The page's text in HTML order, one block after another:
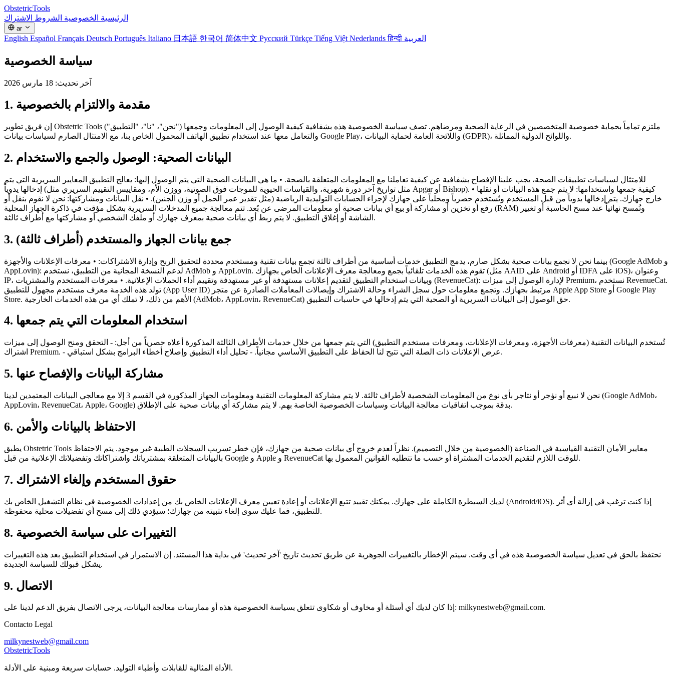
ObstetricTools
الرئيسية الخصوصية الشروط الاشتراك
ar
English Español Français Deutsch Português Italiano 日本語 한국어 简体中文 Русский Türkçe Tiếng Việt Nederlandsहिन्दी العربية
سياسة الخصوصية
آخر تحديث: 18 مارس 2026
1. مقدمة والالتزام بالخصوصية
إن فريق تطوير Obstetric Tools ("نحن"، "نا"، "التطبيق") ملتزم تماماً بحماية خصوصية المتخصصين في الرعاية الصحية ومرضاهم. تصف سياسة الخصوصية هذه بشفافية كيفية الوصول إلى المعلومات وجمعها
والتعامل معها عند استخدام تطبيق الهاتف المحمول الخاص بنا، مع الامتثال الصارم لسياسات بيانات Google Play، واللائحة العامة لحماية البيانات (GDPR)، واللوائح الدولية المماثلة.
2. البيانات الصحية: الوصول والجمع والاستخدام
للامتثال لسياسات تطبيقات الصحة، يجب علينا الإفصاح بشفافية عن كيفية تعاملنا مع المعلومات المتعلقة بالصحة. • ما هي البيانات الصحية التي يتم الوصول إليها: يعالج التطبيق المعايير السريرية التي يتم
إدخالها يدوياً (مثل تواريخ آخر دورة شهرية، والقياسات الحيوية للموجات فوق الصوتية، ووزن الأم، ومقاييس التقييم السريري مثل Apgar أو Bishop). • كيفية جمعها واستخدامها: لا يتم جمع هذه البيانات أو نقلها
خارج جهازك. يتم إدخالها يدوياً من قبل المستخدم وتُستخدم حصرياً ومحلياً على جهازك لإجراء الحسابات التوليدية الرياضية (مثل تقدير عمر الحمل أو وزن الجنين). • نقل البيانات ومشاركتها: نحن لا نقوم بنقل أو
رفع أو تخزين أو مشاركة أو بيع أي بيانات صحية أو معلومات المرضى عن بُعد. تتم معالجة جميع المدخلات السريرية بشكل مؤقت في ذاكرة الجهاز المحلية (RAM) وتُمسح نهائياً عند مسح الحاسبة أو تغيير
الشاشة أو إغلاق التطبيق. لا يتم ربط أي بيانات صحية بمعرف جهازك أو ملفك الشخصي أو مشاركتها مع أطراف ثالثة.
3. جمع بيانات الجهاز والمستخدم (أطراف ثالثة)
بينما نحن لا نجمع بيانات صحية بشكل صارم، يدمج التطبيق خدمات أساسية من أطراف ثالثة تجمع بيانات تقنية ومستخدم محددة لتحقيق الربح وإدارة الاشتراكات: • معرفات الإعلانات والأجهزة (Google AdMob و
AppLovin): لدعم النسخة المجانية من التطبيق، نستخدم AdMob و AppLovin. تقوم هذه الخدمات تلقائياً بجمع ومعالجة معرف الإعلانات الخاص بجهازك (مثل AAID على Android أو IDFA على iOS)، وعنوان
IP، وبيانات استخدام التطبيق لتقديم إعلانات مستهدفة أو غير مستهدفة وتقييم أداء الحملات الإعلانية. • معرفات المستخدم والمشتريات (RevenueCat): لإدارة الوصول إلى ميزات Premium، نستخدم RevenueCat.
تولد هذه الخدمة معرف مستخدم مجهول للتطبيق (App User ID) مرتبط بجهازك. وتجمع معلومات حول سجل الشراء وحالة الاشتراك وإيصالات المعاملات الصادرة عن متجر Apple App Store أو Google Play
Store. الأهم من ذلك، لا تملك أي من هذه الخدمات الخارجية (AdMob، AppLovin، RevenueCat) حق الوصول إلى البيانات السريرية أو الصحية التي يتم إدخالها في حاسبات التطبيق.
4. استخدام المعلومات التي يتم جمعها
تُستخدم البيانات التقنية (معرفات الأجهزة، ومعرفات الإعلانات، ومعرفات مستخدم التطبيق) التي يتم جمعها من خلال خدمات الأطراف الثالثة المذكورة أعلاه حصرياً من أجل: - التحقق ومنح الوصول إلى ميزات
اشتراك Premium. - عرض الإعلانات ذات الصلة التي تتيح لنا الحفاظ على التطبيق الأساسي مجانياً. - تحليل أداء التطبيق وإصلاح أخطاء البرامج بشكل استباقي.
5. مشاركة البيانات والإفصاح عنها
نحن لا نبيع أو نؤجر أو نتاجر بأي نوع من المعلومات الشخصية لأطراف ثالثة. لا يتم مشاركة المعلومات التقنية ومعلومات الجهاز المذكورة في القسم 3 إلا مع معالجي البيانات المعتمدين لدينا (Google AdMob،
AppLovin، RevenueCat، Apple، Google) بدقة بموجب اتفاقيات معالجة البيانات وسياسات الخصوصية الخاصة بهم. لا يتم مشاركة أي بيانات صحية على الإطلاق.
6. الاحتفاظ بالبيانات والأمن
يطبق Obstetric Tools معايير الأمان التقنية القياسية في الصناعة (الخصوصية من خلال التصميم). نظراً لعدم خروج أي بيانات صحية من جهازك، فإن خطر تسريب السجلات الطبية غير موجود. يتم الاحتفاظ
بالبيانات المتعلقة بمشترياتك واشتراكاتك وتفضيلاتك الإعلانية من قبل Google و Apple و RevenueCat للوقت اللازم لتقديم الخدمات المشتراة أو حسب ما تتطلبه القوانين المعمول بها.
7. حقوق المستخدم وإلغاء الاشتراك
لديك السيطرة الكاملة على جهازك. يمكنك تقييد تتبع الإعلانات أو إعادة تعيين معرف الإعلانات الخاص بك من إعدادات الخصوصية في نظام التشغيل الخاص بك (Android/iOS). إذا كنت ترغب في إزالة أي أثر
للتطبيق، فما عليك سوى إلغاء تثبيته من جهازك؛ سيؤدي ذلك إلى مسح أي تفضيلات محلية محفوظة.
8. التغييرات على سياسة الخصوصية
نحتفظ بالحق في تعديل سياسة الخصوصية هذه في أي وقت. سيتم الإخطار بالتغييرات الجوهرية عن طريق تحديث تاريخ 'آخر تحديث' في بداية هذا المستند. إن الاستمرار في استخدام التطبيق بعد هذه التغييرات
يشكل قبولك للسياسة الجديدة.
9. الاتصال
إذا كان لديك أي أسئلة أو مخاوف أو شكاوى تتعلق بسياسة الخصوصية هذه أو ممارسات معالجة البيانات، يرجى الاتصال بفريق الدعم لدينا على: milkynestweb@gmail.com.
Contacto Legal
milkynestweb@gmail.com
ObstetricTools
الأداة المثالية للقابلات وأطباء التوليد. حسابات سريعة ومبنية على الأدلة.